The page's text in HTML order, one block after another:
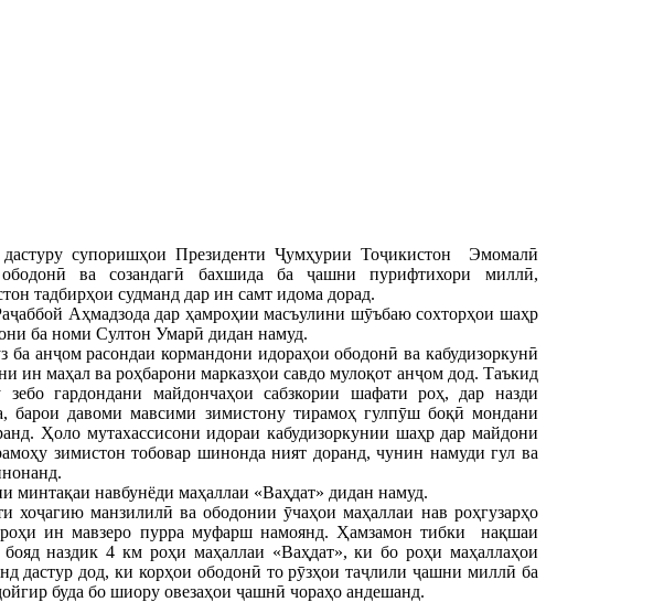
супоришҳои Президенти Ҷумҳурии Тоҷикистон Эмомалӣ
ва созандагӣ бахшида ба ҷашни пурифтихори миллӣ,
тадбирҳои судманд дар ин самт идома дорад.
Аҳмадзода дар ҳамроҳии масъулини шӯъбаю сохторҳои шаҳр
ба номи Султон Умарӣ дидан намуд.
анҷом расондаи кормандони идораҳои ободонӣ ва кабудизоркунӣ
ин маҳал ва роҳбарони марказҳои савдо мулоқот анҷом дод. Таъкид
гардондани майдончаҳои сабзкории шафати роҳ, дар назди
барои давоми мавсими зимистону тирамоҳ гулпӯш боқӣ мондани
Ҳоло мутахассисони идораи кабудизоркунии шаҳр дар майдони
зимистон тобовар шинонда ният доранд, чунин намуди гул ва
минтақаи навбунёди маҳаллаи «Ваҳдат» дидан намуд.
манзилилӣ ва ободонии ӯчаҳои маҳаллаи нав роҳгузарҳо
роҳи ин мавзеро пурра муфарш намоянд. Ҳамзамон тибки нақшаи
наздик 4 км роҳи маҳаллаи «Ваҳдат», ки бо роҳи маҳаллаҳои
дастур дод, ки корҳои ободонӣ то рӯзҳои таҷлили ҷашни миллӣ ба
буда бо шиору овезаҳои ҷашнӣ чораҳо андешанд.